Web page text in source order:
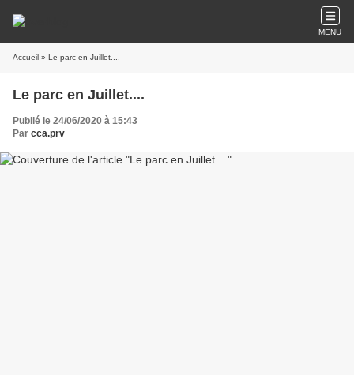
MENU
Accueil » Le parc en Juillet....
Le parc en Juillet....
Publié le 24/06/2020 à 15:43
Par cca.prv